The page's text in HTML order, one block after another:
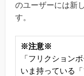
のユーザーには新
す。
※注意※
「フリクション
いま持っている